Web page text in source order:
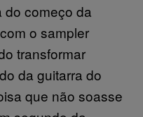
do começo da
o sampler
transformar
da guitarra do
que não soasse